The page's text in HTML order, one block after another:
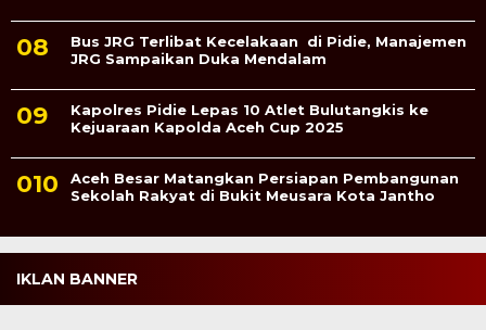
Bus JRG Terlibat Kecelakaan di Pidie, Manajemen
JRG Sampaikan Duka Mendalam
Kapolres Pidie Lepas 10 Atlet Bulutangkis ke
Kejuaraan Kapolda Aceh Cup 2025
Aceh Besar Matangkan Persiapan Pembangunan
Sekolah Rakyat di Bukit Meusara Kota Jantho
IKLAN BANNER